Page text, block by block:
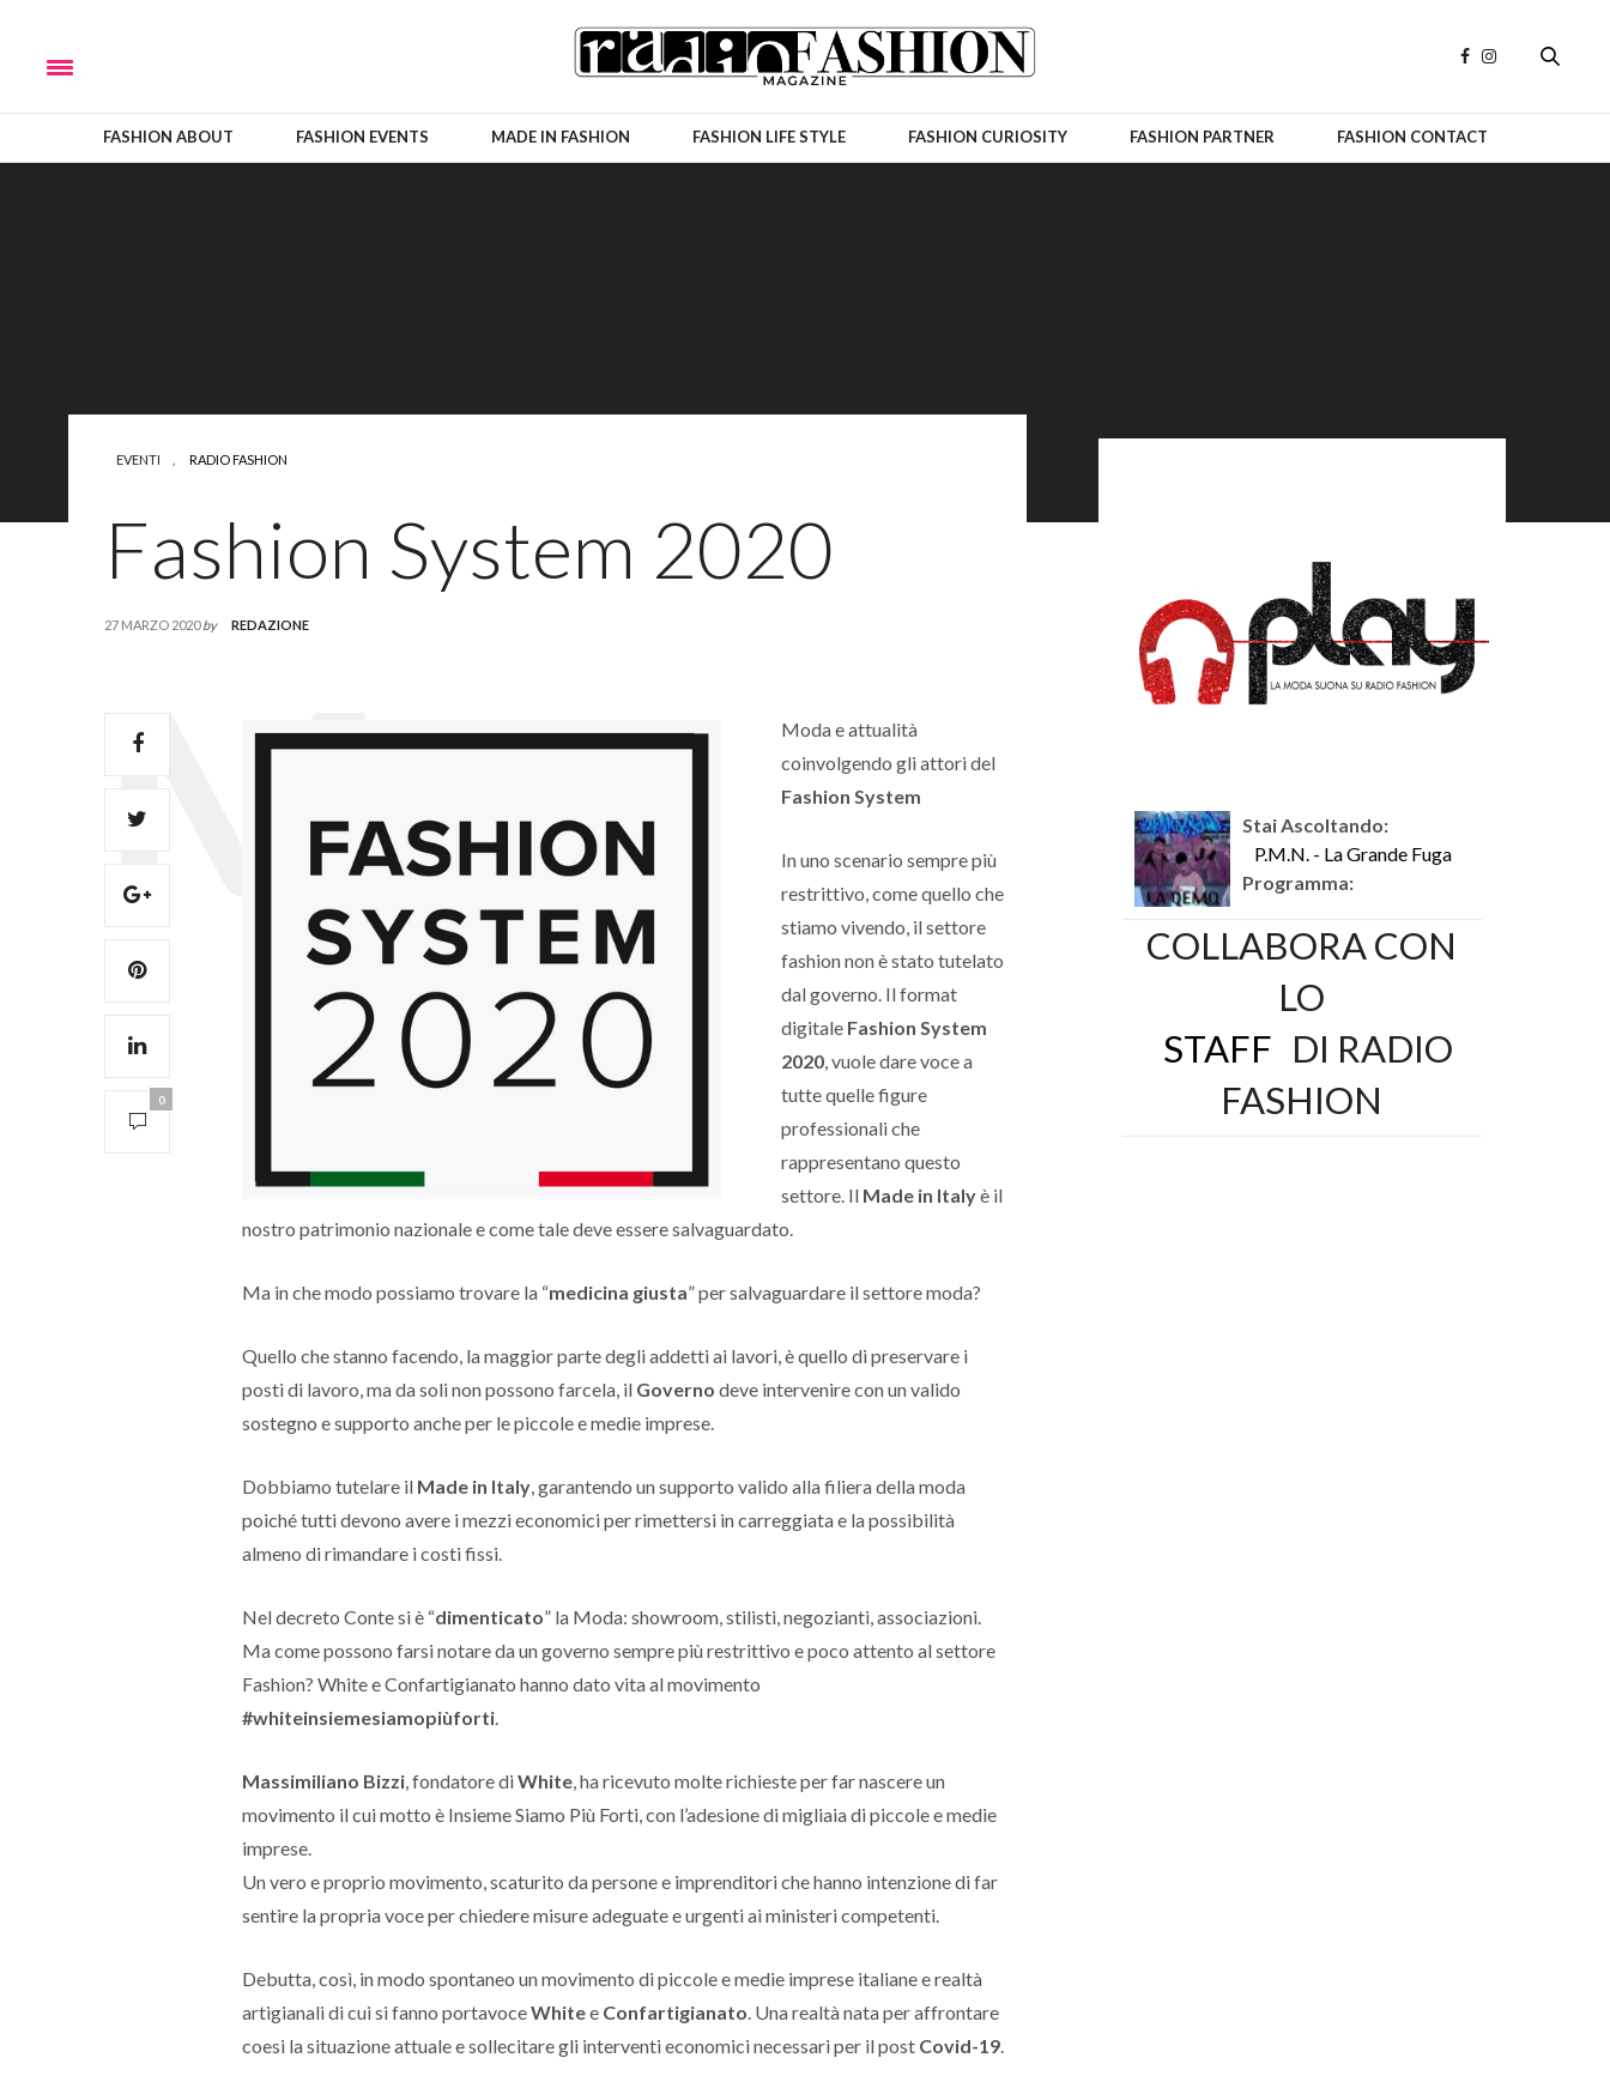
FASHION ABOUT FASHION EVENTS MADE IN FASHION FASHION LIFE STYLE FASHION CURIOSITY FASHION PARTNER FASHION CONTACT
EVENTI , RADIO FASHION
Fashion System 2020
27 MARZO 2020 by REDAZIONE
0
Moda e attualità
coinvolgendo gli attori del
Fashion System
In uno scenario sempre più
restrittivo, come quello che
stiamo vivendo, il settore
fashion non è stato tutelato
dal governo. Il format
digitale Fashion System
2020 , vuole dare voce a
tutte quelle figure
professionali che
rappresentano questo
settore. Il Made in Italyè il
nostro patrimonio nazionale e come tale deve essere salvaguardato.
Ma in che modo possiamo trovare la “medicina giusta” per salvaguardare il settore moda?
Quello che stanno facendo, la maggior parte degli addetti ai lavori, è quello di preservare i
posti di lavoro, ma da soli non possono farcela, il Governo deve intervenire con un valido
sostegno e supporto anche per le piccole e medie imprese.
Dobbiamo tutelare il Made in Italy , garantendo un supporto valido alla filiera della moda
poiché tutti devono avere i mezzi economici per rimettersi in carreggiata e la possibilità
almeno di rimandare i costi fissi.
Nel decreto Conte si è “dimenticato” la Moda: showroom, stilisti, negozianti, associazioni.
Ma come possono farsi notare da un governo sempre più restrittivo e poco attento al settore
Fashion? White e Confartigianato hanno dato vita al movimento
#whiteinsiemesiamopiùforti
Massimiliano Bizzi , fondatore diWhite , ha ricevuto molte richieste per far nascere un
movimento il cui motto è Insieme Siamo Più Forti, con l’adesione di migliaia di piccole e medie
imprese.
Un vero e proprio movimento, scaturito da persone e imprenditori che hanno intenzione di far
sentire la propria voce per chiedere misure adeguate e urgenti ai ministeri competenti.
Debutta, così, in modo spontaneo un movimento di piccole e medie imprese italiane e realtà
artigianali di cui si fanno portavoceWhitee Confartigianato . Una realtà nata per affrontare
coesi la situazione attuale e sollecitare gli interventi economici necessari per il post Covid-19
Stai Ascoltando:
P.M.N. - La Grande Fuga
Programma:
COLLABORA CON
LO
STAFF DI RADIO
FASHION